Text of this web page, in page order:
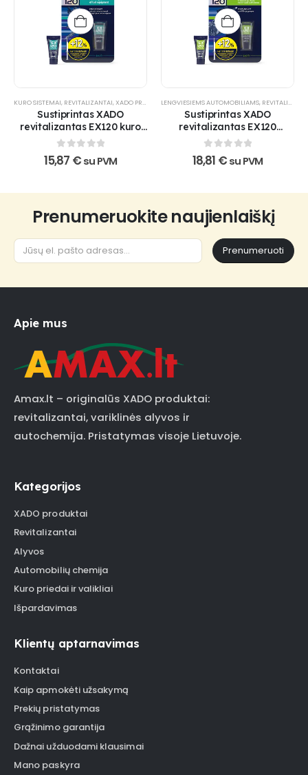
KURO SISTEMAI, REVITALIZANTAI,XADO PRODUKTAI ,XADO-NUOLAIDA
Sustiprintas XADO
revitalizantas EX120 kuro
įpurškimo sistemoms
0out of 5
15,87 € su PVM
LENGVIESIEMS AUTOMOBILIAMS, REVITALIZANTAI
Sustiprintas XADO
revitalizantas EX120
mechaninėms pavarų
0out of 5
18,81 € su PVM
Prenumeruokite naujienlaiškį
Prenumeruoti
Apie mus
Amax.lt – originalūs XADO produktai:
revitalizantai, variklinės alyvos ir
autochemija. Pristatymas visoje Lietuvoje.
Kategorijos
XADO produktai
Revitalizantai
Alyvos
Automobilių chemija
Kuro priedai ir valikliai
Išpardavimas
Klientų aptarnavimas
Kontaktai
Kaip apmokėti užsakymą
Prekių pristatymas
Grąžinimo garantija
Dažnai užduodami klausimai
Mano paskyra